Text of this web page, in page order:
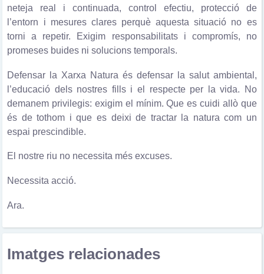
neteja real i continuada, control efectiu, protecció de
l’entorn i mesures clares perquè aquesta situació no es
torni a repetir. Exigim responsabilitats i compromís, no
promeses buides ni solucions temporals.
Defensar la Xarxa Natura és defensar la salut ambiental,
l’educació dels nostres fills i el respecte per la vida. No
demanem privilegis: exigim el mínim. Que es cuidi allò que
és de tothom i que es deixi de tractar la natura com un
espai prescindible.
El nostre riu no necessita més excuses.
Necessita acció.
Ara.
Imatges relacionades